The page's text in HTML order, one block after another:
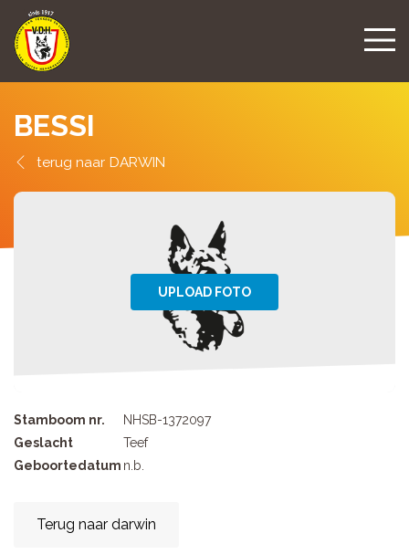
BESSI
DARWIN
Stamboom nr.
NHSB-1372097
Geslacht
Teef
Geboortedatum n.b.
Terug naar darwin